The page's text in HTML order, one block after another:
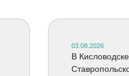
03.08.2026
В